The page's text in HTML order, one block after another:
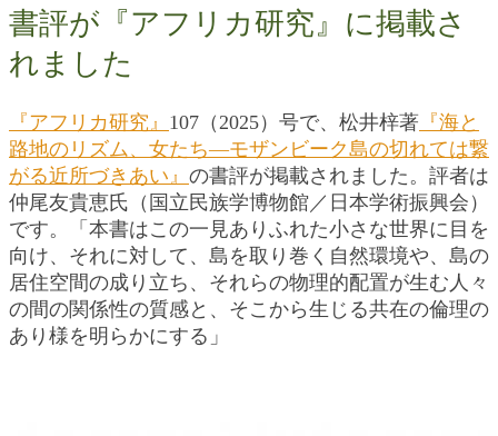
書評が『アフリカ研究』に掲載さ
れました
『アフリカ研究』 107（2025）号で、松井梓著 『海と
路地のリズム、女たち―モザンビーク島の切れては繋
がる近所づきあい』 の書評が掲載されました。評者は
仲尾友貴恵氏（国立民族学博物館／日本学術振興会）
です。「本書はこの一見ありふれた小さな世界に目を
向け、それに対して、島を取り巻く自然環境や、島の
居住空間の成り立ち、それらの物理的配置が生む人々
の間の関係性の質感と、そこから生じる共在の倫理の
あり様を明らかにする」